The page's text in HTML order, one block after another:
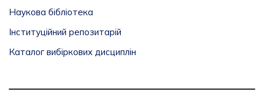
Наукова бібліотека
Інституційний репозитарій
Каталог вибіркових дисциплін